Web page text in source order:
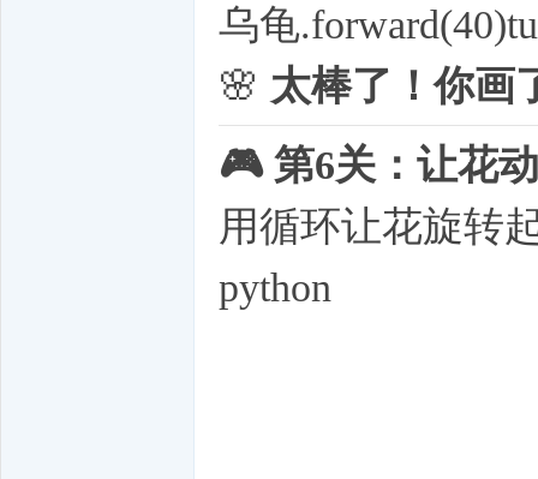
乌龟
🌸 太棒了！你画
🎮 第6关：让花
用循环让花旋转
python